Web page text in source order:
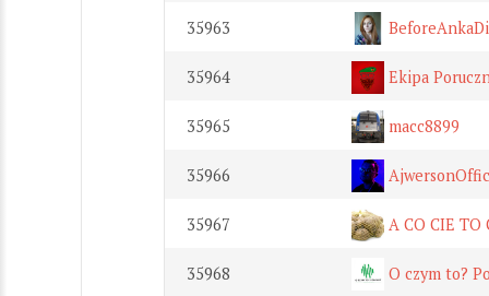
35963
35964 Ekipa
35965 macc8899
35966
35967 A CO CIE TO
35968 O czym to?